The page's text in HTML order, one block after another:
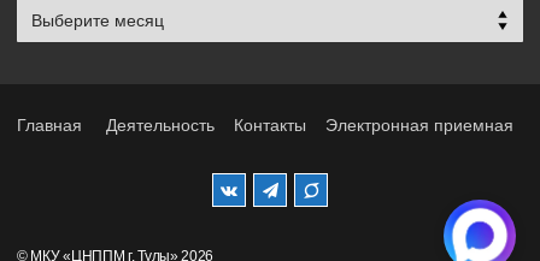
Мероприятия
прошлых
Главная Деятельность Контакты Электронная приемная
© МКУ «ЦНППМ г. Тулы» 2026